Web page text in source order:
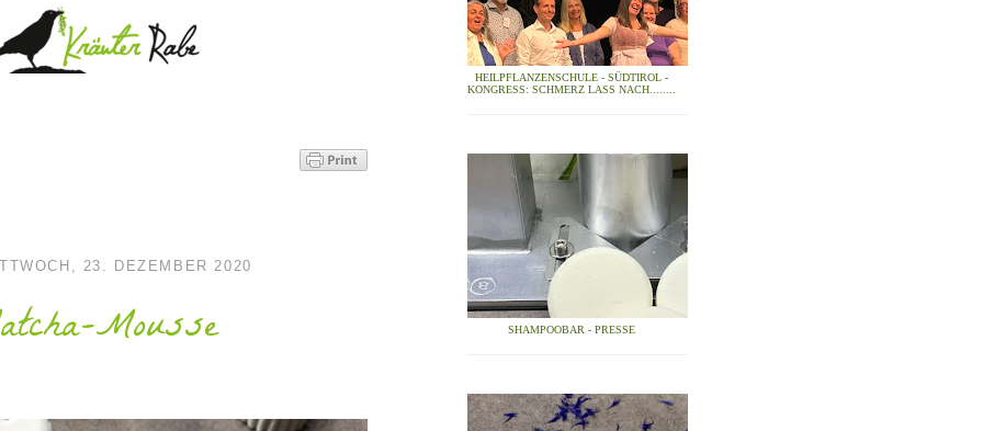
23. DEZEMBER 2020
Mousse
HEILPFLANZENSCHULE - SÜDTIROL -
KONGRESS: SCHMERZ LASS NACH........
SHAMPOOBAR - PRESSE